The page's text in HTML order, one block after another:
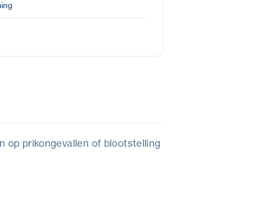
op prikongevallen of blootstelling